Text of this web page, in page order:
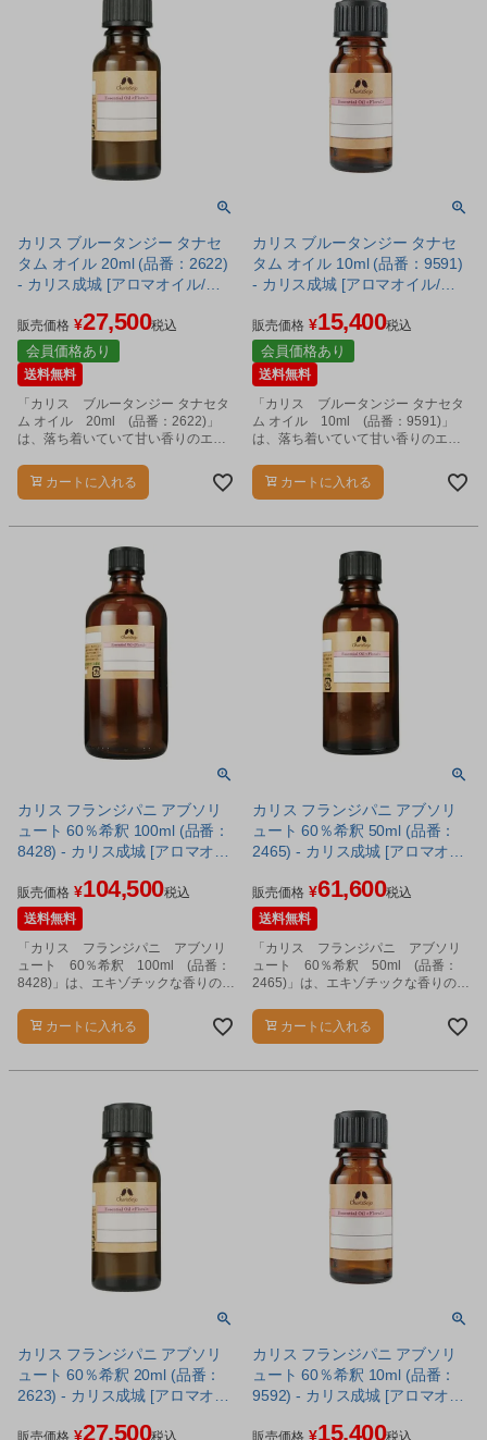
カリス ブルータンジー タナセ
タム オイル 20ml (品番：2622)
- カリス成城 [アロマオイル/エ
販売価格 ¥27,500税込
会員価格あり
送料無料
「カリス ブルータンジー タナセタ
ム オイル 20ml (品番：2622)」
は、落ち着いていて甘い香りのエッ
カートに入れる
カリス ブルータンジー タナセ
タム オイル 10ml (品番：9591)
- カリス成城 [アロマオイル/エ
販売価格 ¥15,400税込
会員価格あり
送料無料
「カリス ブルータンジー タナセタ
ム オイル 10ml (品番：9591)」
は、落ち着いていて甘い香りのエッ
カートに入れる
カリス フランジパニ アブソリ
ュート 60％希釈 100ml (品番：
8428) - カリス成城 [アロマオイ
販売価格 ¥104,500税込
送料無料
「カリス フランジパニ アブソリ
ュート 60％希釈 100ml (品番：
8428)」は、エキゾチックな香りのエ
カートに入れる
カリス フランジパニ アブソリ
ュート 60％希釈 50ml (品番：
2465) - カリス成城 [アロマオイ
販売価格 ¥61,600税込
送料無料
「カリス フランジパニ アブソリ
ュート 60％希釈 50ml (品番：
2465)」は、エキゾチックな香りのエ
カートに入れる
カリス フランジパニ アブソリ
ュート 60％希釈 20ml (品番：
2623) - カリス成城 [アロマオイ
¥27,500
カリス フランジパニ アブソリ
ュート 60％希釈 10ml (品番：
9592) - カリス成城 [アロマオイ
¥15,400